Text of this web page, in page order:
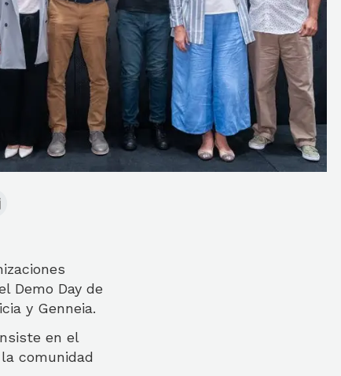
Demo Day de
y Genneia.
en el
comunidad